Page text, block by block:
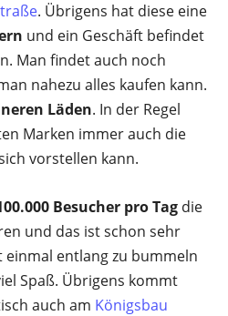
. Übrigens hat diese eine
und ein Geschäft befindet
Man findet auch noch
nahezu alles kaufen kann.
Läden. In der Regel
Marken immer auch die
vorstellen kann.
Besucher pro Tag die
und das ist schon sehr
entlang zu bummeln
Spaß. Übrigens kommt
auch am Königsbau